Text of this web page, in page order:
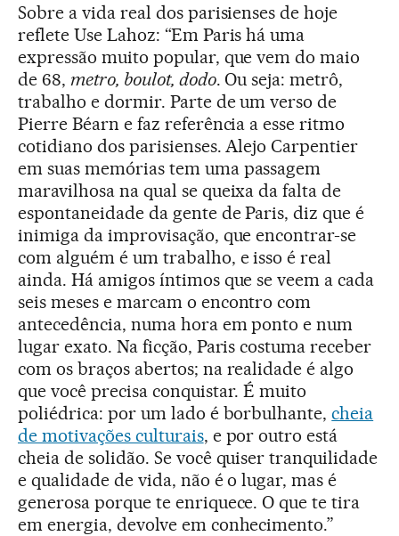
Sobre a vida real dos parisienses de hoje
reflete Use Lahoz: “Em Paris há uma
expressão muito popular, que vem do maio
de 68, metro, boulot, dodo. Ou seja: metrô,
trabalho e dormir. Parte de um verso de
Pierre Béarn e faz referência a esse ritmo
cotidiano dos parisienses. Alejo Carpentier
em suas memórias tem uma passagem
maravilhosa na qual se queixa da falta de
espontaneidade da gente de Paris, diz que é
inimiga da improvisação, que encontrar-se
com alguém é um trabalho, e isso é real
ainda. Há amigos íntimos que se veem a cada
seis meses e marcam o encontro com
antecedência, numa hora em ponto e num
lugar exato. Na ficção, Paris costuma receber
com os braços abertos; na realidade é algo
que você precisa conquistar. É muito
poliédrica: por um lado é borbulhante,cheia
de motivações culturais, e por outro está
cheia de solidão. Se você quiser tranquilidade
e qualidade de vida, não é o lugar, mas é
generosa porque te enriquece. O que te tira
em energia, devolve em conhecimento.”